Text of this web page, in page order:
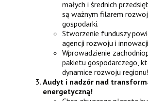
małych i średnich
są ważnym filarem
gospodarki.
Stworzenie funduszy
agencji rozwoju i
Wprowadzienie
pakietu gospodarczego,
dynamice rozwoju regionu!
Audyt i nadzór nad
energetyczną!